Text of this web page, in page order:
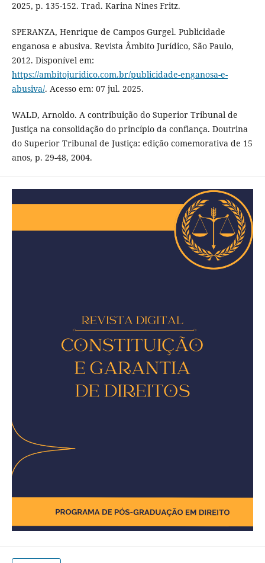
2025, p. 135-152. Trad. Karina Nines Fritz.
SPERANZA, Henrique de Campos Gurgel. Publicidade
enganosa e abusiva. Revista Âmbito Jurídico, São Paulo,
2012. Disponível em:
https://ambitojuridico.com.br/publicidade-enganosa-e-
abusiva/. Acesso em: 07 jul. 2025.
WALD, Arnoldo. A contribuição do Superior Tribunal de
Justiça na consolidação do princípio da confiança. Doutrina
do Superior Tribunal de Justiça: edição comemorativa de 15
anos, p. 29-48, 2004.